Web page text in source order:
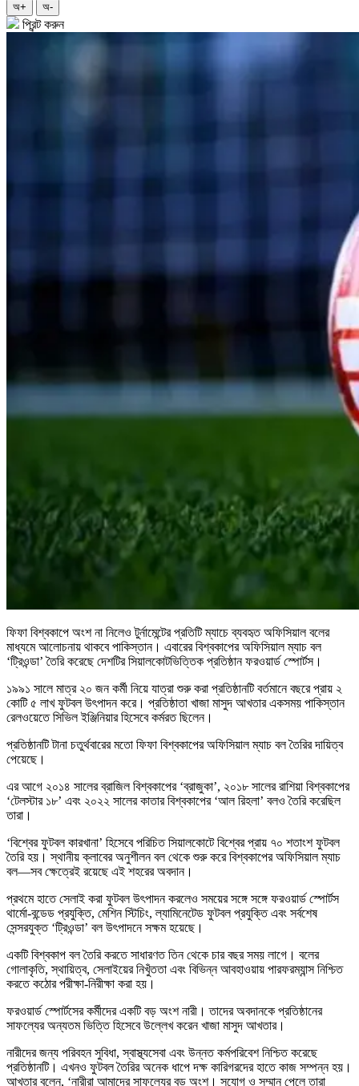
অ+ অ-
প্রিন্ট করুন
ফিফা বিশ্বকাপে অংশ না নিলেও টুর্নামেন্টের প্রতিটি ম্যাচে ব্যবহৃত অফিসিয়াল বলের
মাধ্যমে আলোচনায় থাকবে পাকিস্তান। এবারের বিশ্বকাপের অফিসিয়াল ম্যাচ বল
‘ট্রিওন্ডা’ তৈরি করেছে দেশটির সিয়ালকোটভিত্তিক প্রতিষ্ঠান ফরওয়ার্ড স্পোর্টস।
১৯৯১ সালে মাত্র ২০ জন কর্মী নিয়ে যাত্রা শুরু করা প্রতিষ্ঠানটি বর্তমানে বছরে প্রায় ২
কোটি ৫ লাখ ফুটবল উৎপাদন করে। প্রতিষ্ঠাতা খাজা মাসুদ আখতার একসময় পাকিস্তান
রেলওয়েতে সিভিল ইঞ্জিনিয়ার হিসেবে কর্মরত ছিলেন।
প্রতিষ্ঠানটি টানা চতুর্থবারের মতো ফিফা বিশ্বকাপের অফিসিয়াল ম্যাচ বল তৈরির দায়িত্ব
পেয়েছে।
এর আগে ২০১৪ সালের ব্রাজিল বিশ্বকাপের ‘ব্রাজুকা’, ২০১৮ সালের রাশিয়া বিশ্বকাপের
‘টেলস্টার ১৮’ এবং ২০২২ সালের কাতার বিশ্বকাপের ‘আল রিহলা’ বলও তৈরি করেছিল
তারা।
‘বিশ্বের ফুটবল কারখানা’ হিসেবে পরিচিত সিয়ালকোটে বিশ্বের প্রায় ৭০ শতাংশ ফুটবল
তৈরি হয়। স্থানীয় ক্লাবের অনুশীলন বল থেকে শুরু করে বিশ্বকাপের অফিসিয়াল ম্যাচ
বল—সব ক্ষেত্রেই রয়েছে এই শহরের অবদান।
প্রথমে হাতে সেলাই করা ফুটবল উৎপাদন করলেও সময়ের সঙ্গে সঙ্গে ফরওয়ার্ড স্পোর্টস
থার্মো-বন্ডেড প্রযুক্তি, মেশিন স্টিচিং, ল্যামিনেটেড ফুটবল প্রযুক্তি এবং সর্বশেষ
সেন্সরযুক্ত ‘ট্রিওন্ডা’ বল উৎপাদনে সক্ষম হয়েছে।
একটি বিশ্বকাপ বল তৈরি করতে সাধারণত তিন থেকে চার বছর সময় লাগে। বলের
গোলাকৃতি, স্থায়িত্ব, সেলাইয়ের নিখুঁততা এবং বিভিন্ন আবহাওয়ায় পারফরম্যান্স নিশ্চিত
করতে কঠোর পরীক্ষা-নিরীক্ষা করা হয়।
ফরওয়ার্ড স্পোর্টসের কর্মীদের একটি বড় অংশ নারী। তাদের অবদানকে প্রতিষ্ঠানের
সাফল্যের অন্যতম ভিত্তি হিসেবে উল্লেখ করেন খাজা মাসুদ আখতার।
নারীদের জন্য পরিবহন সুবিধা, স্বাস্থ্যসেবা এবং উন্নত কর্মপরিবেশ নিশ্চিত করেছে
প্রতিষ্ঠানটি। এখনও ফুটবল তৈরির অনেক ধাপে দক্ষ কারিগরদের হাতে কাজ সম্পন্ন হয়।
আখতার বলেন, ‘নারীরা আমাদের সাফল্যের বড় অংশ। সুযোগ ও সম্মান পেলে তারা